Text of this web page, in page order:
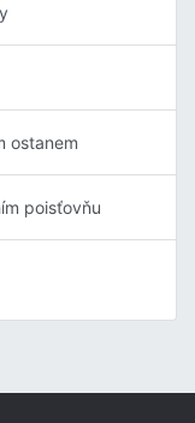
ostanem
poisťovňu